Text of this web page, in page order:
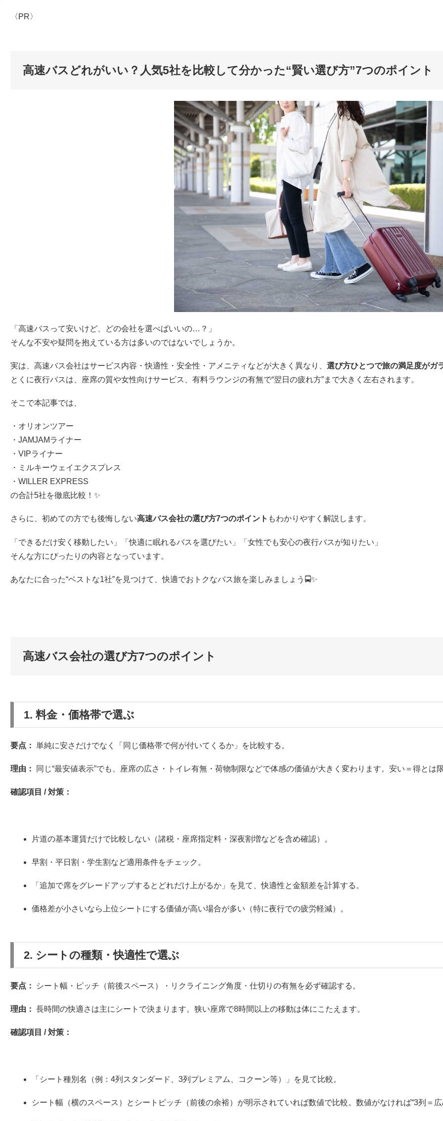
〈PR〉
高速バスどれがいい？人気5社を比較して分かった“賢い選び方”7つのポイント
「高速バスって安いけど、どの会社を選べばいいの…？」
そんな不安や疑問を抱えている方は多いのではないでしょうか。
実は、高速バス会社はサービス内容・快適性・安全性・アメニティなどが大きく異なり、 選び方ひとつで旅の満足度がガ
とくに夜行バスは、座席の質や女性向けサービス、有料ラウンジの有無で“翌日の疲れ方”まで大きく左右されます。
そこで本記事では、
・オリオンツアー
・JAMJAMライナー
・VIPライナー
・ミルキーウェイエクスプレス
・WILLER EXPRESS
の合計5社を徹底比較！✨
さらに、初めての方でも後悔しない高速バス会社の選び方7つのポイント もわかりやすく解説します。
「できるだけ安く移動したい」「快適に眠れるバスを選びたい」「女性でも安心の夜行バスが知りたい」
そんな方にぴったりの内容となっています。
あなたに合った“ベストな1社”を見つけて、快適でおトクなバス旅を楽しみましょう🚍✨
高速バス会社の選び方7つのポイント
1. 料金・価格帯で選ぶ
要点： 単純に安さだけでなく「同じ価格帯で何が付いてくるか」を比較する。
理由： 同じ“最安値表示”でも、座席の広さ・トイレ有無・荷物制限などで体感の価値が大きく変わります。安い＝得とは
確認項目 / 対策：
片道の基本運賃だけで比較しない（諸税・座席指定料・深夜割増などを含め確認）。
早割・平日割・学生割など適用条件をチェック。
「追加で席をグレードアップするとどれだけ上がるか」を見て、快適性と金額差を計算する。
価格差が小さいなら上位シートにする価値が高い場合が多い（特に夜行での疲労軽減）。
2. シートの種類・快適性で選ぶ
要点： シート幅・ピッチ（前後スペース）・リクライニング角度・仕切りの有無を必ず確認する。
理由： 長時間の快適さは主にシートで決まります。狭い座席で8時間以上の移動は体にこたえます。
確認項目 / 対策：
「シート種別名（例：4列スタンダード、3列プレミアム、コクーン等）」を見て比較。
シート幅（横のスペース）とシートピッチ（前後の余裕）が明示されていれば数値で比較。数値がなければ“3列＝広